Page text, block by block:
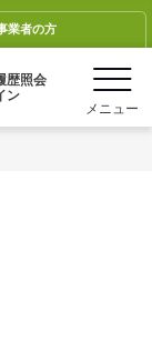
業者の方
歴照会
ン